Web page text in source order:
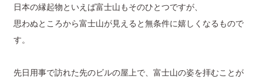
日本の縁起物といえば富士山もそのひとつですが、
思わぬところから富士山が見えると無条件に嬉しくなるもので
す。
先日用事で訪れた先のビルの屋上で、富士山の姿を拝むことが